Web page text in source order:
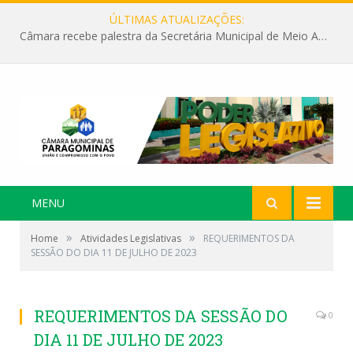
ÚLTIMAS ATUALIZAÇÕES:
Câmara recebe palestra da Secretária Municipal de Meio Ambiente sobre as ações da “SEMANA DO MEIO AMBIENTE”
MENU
Home » Atividades Legislativas »
REQUERIMENTOS DA
SESSÃO DO DIA 11 DE JULHO DE 2023
REQUERIMENTOS DA SESSÃO DO
DIA 11 DE JULHO DE 2023
0